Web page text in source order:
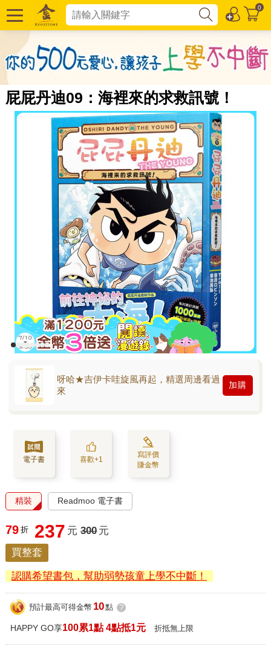
0
屁屁丹迪09：海裡來的求救訊號！
呀哈★吉伊卡哇旋風再起，精選周邊看過
來
加購
電子書 喜歡+1
寫評價
賺金幣
精裝 Readmoo 電子書
79 折 237 元 300 元
買整套
認購希望書包，幫助弱勢孩童上學不中斷！
預計最高可得金幣 10點 ?
HAPPY GO享100累1點 4點抵1元 折抵無上限